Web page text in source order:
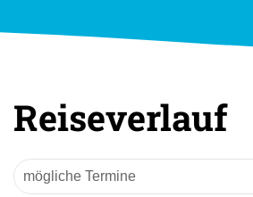
Reiseverlauf